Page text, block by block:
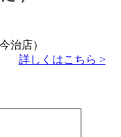
治店）
詳しくはこちら >